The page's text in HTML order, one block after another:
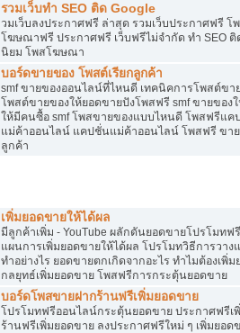
รวมเว็บทำ SEO ติด Google
วมเว็บลงประกาศฟรี ล่าสุด รวมเว็บประกาศฟรี
โฆษณาฟรี ประกาศฟรี เว็บฟรีไม่จำกัด ทำ SEO ติ
นิยม โพสโฆษณา
บอร์ดขายของ โพสต์เรียกลูกค้า
smf ขายของออนไลน์ที่ไหนดี เทคนิคการโพสต์ขา
โพสต์ขายของให้ยอดขายปังโพสฟรี smf ขายของ
ให้มีคนซื้อ smf โพสขายของแบบไหนดี โพสฟรีแค
แม่ค้าออนไลน์ แคปชั่นแม่ค้าออนไลน์ โพสฟรี ขาย
ลูกค้า
เพิ่มยอดขายให้ได้ผล
มีลูกค้าเพิ่ม - YouTube ผลักดันยอดขายโปรโมท
แผนการเพิ่มยอดขายให้ได้ผล โปรโมทวิธีการวา
ทำอย่างไร ยอดขายตกเกิดจากอะไร ทำไมต้องเพิ่
กลยุทธ์เพิ่มยอดขาย โพสฟรีการกระตุ้นยอดขาย
บอร์ดโพสขายฝากร้านฟรีเพิ่มยอดขาย
โปรโมทฟรีออนไลน์กระตุ้นยอดขาย ประกาศฟรีเ
ร้านฟรีเพิ่มยอดขาย ลงประกาศฟรีใหม่ ๆ เพิ่มยอด